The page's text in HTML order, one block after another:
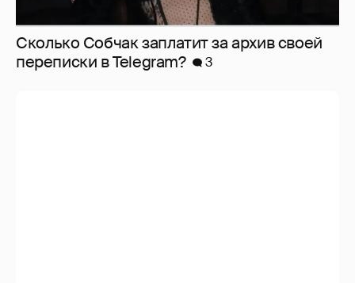
Сколько Собчак заплатит за архив своей
перeписки в Telegram?
3